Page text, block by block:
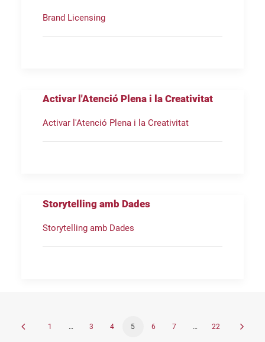
Brand Licensing
Activar l'Atenció Plena i la Creativitat
Activar l'Atenció Plena i la Creativitat
Storytelling amb Dades
Storytelling amb Dades
1 … 3 4 5 6 7 … 22